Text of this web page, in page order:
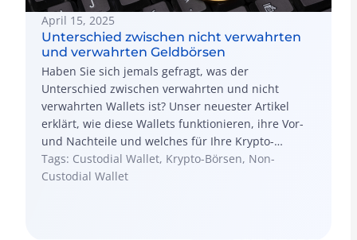
April 15, 2025
Unterschied zwischen nicht verwahrten
und verwahrten Geldbörsen
Haben Sie sich jemals gefragt, was der
Unterschied zwischen verwahrten und nicht
verwahrten Wallets ist? Unser neuester Artikel
erklärt, wie diese Wallets funktionieren, ihre Vor-
und Nachteile und welches für Ihre Krypto-
Bedürfnisse am besten geeignet ist – egal ob Sie
Anfänger, Investor oder Geschäftsmann sind.
Tags: Custodial Wallet, Krypto-Börsen, Non-
Custodial Wallet